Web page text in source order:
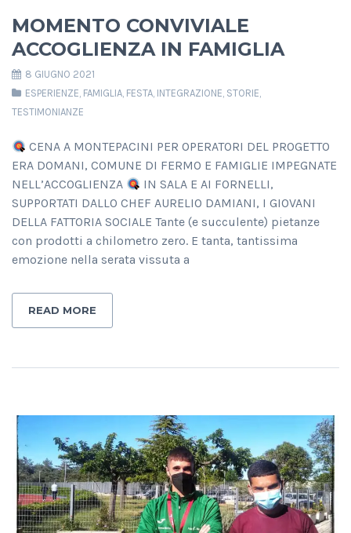
MOMENTO CONVIVIALE
ACCOGLIENZA IN FAMIGLIA
8 GIUGNO 2021
ESPERIENZE, FAMIGLIA, FESTA, INTEGRAZIONE, STORIE,
TESTIMONIANZE
CENA A MONTEPACINI PER OPERATORI DEL PROGETTO
ERA DOMANI, COMUNE DI FERMO E FAMIGLIE IMPEGNATE
NELL’ACCOGLIENZA
IN SALA E AI FORNELLI,
SUPPORTATI DALLO CHEF AURELIO DAMIANI, I GIOVANI
DELLA FATTORIA SOCIALE Tante (e succulente) pietanze
con prodotti a chilometro zero. E tanta, tantissima
emozione nella serata vissuta a
READ MORE